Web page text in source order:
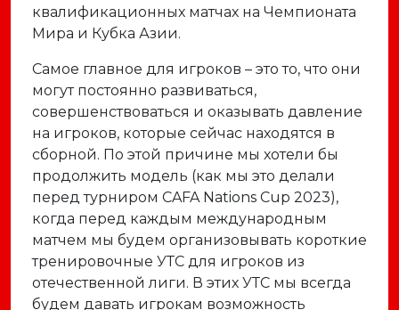
квалификационных матчах на Чемпионата
Мира и Кубка Азии.
Самое главное для игроков – это то, что они
могут постоянно развиваться,
совершенствоваться и оказывать давление
на игроков, которые сейчас находятся в
сборной. По этой причине мы хотели бы
продолжить модель (как мы это делали
перед турниром CAFA Nations Cup 2023),
когда перед каждым международным
матчем мы будем организовывать короткие
тренировочные УТС для игроков из
отечественной лиги. В этих УТС мы всегда
будем давать игрокам возможность